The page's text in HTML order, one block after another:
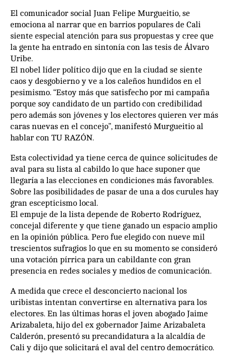
El comunicador social Juan Felipe Murgueitio, se
emociona al narrar que en barrios populares de Cali
siente especial atención para sus propuestas y cree que
la gente ha entrado en sintonía con las tesis de Álvaro
Uribe.
El nobel líder político dijo que en la ciudad se siente
caos y desgobierno y ve a los caleños hundidos en el
pesimismo. “Estoy más que satisfecho por mi campaña
porque soy candidato de un partido con credibilidad
pero además son jóvenes y los electores quieren ver más
caras nuevas en el concejo”, manifestó Murgueitio al
hablar con TU RAZÓN.
Esta colectividad ya tiene cerca de quince solicitudes de
aval para su lista al cabildo lo que hace suponer que
llegaría a las elecciones en condiciones más favorables.
Sobre las posibilidades de pasar de una a dos curules hay
gran escepticismo local.
El empuje de la lista depende de Roberto Rodríguez,
concejal diferente y que tiene ganado un espacio amplio
en la opinión pública. Pero fue elegido con nueve mil
trescientos sufragios lo que en su momento se consideró
una votación pírrica para un cabildante con gran
presencia en redes sociales y medios de comunicación.
A medida que crece el desconcierto nacional los
uribistas intentan convertirse en alternativa para los
electores. En las últimas horas el joven abogado Jaime
Arizabaleta, hijo del ex gobernador Jaime Arizabaleta
Calderón, presentó su precandidatura a la alcaldía de
Cali y dijo que solicitará el aval del centro democrático.